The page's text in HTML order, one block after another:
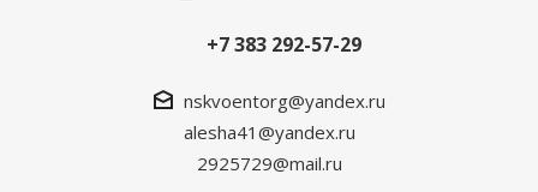
+7 383 292-57-29
nskvoentorg@yandex.ru
alesha41@yandex.ru
2925729@mail.ru